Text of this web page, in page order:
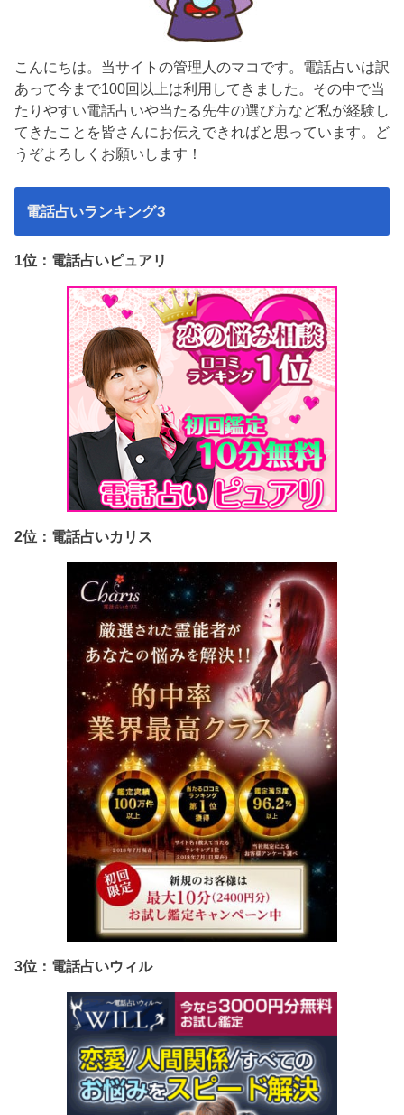
こんにちは。当サイトの管理人のマコです。電話占いは訳
あって今まで100回以上は利用してきました。その中で当
たりやすい電話占いや当たる先生の選び方など私が経験し
てきたことを皆さんにお伝えできればと思っています。ど
うぞよろしくお願いします！
電話占いランキング3
1位：電話占いピュアリ
2位：電話占いカリス
3位：電話占いウィル